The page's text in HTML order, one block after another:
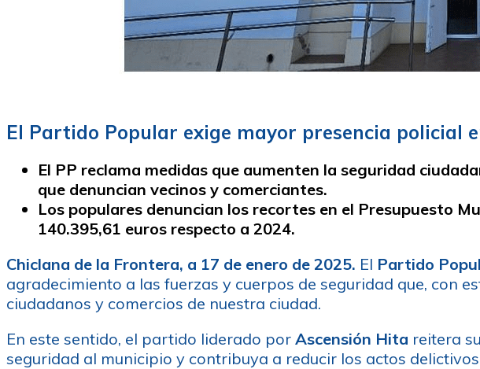
El Partido Popular exige mayor presencia policial
El PP reclama medidas que aumenten la seguridad
que denuncian vecinos y comerciantes.
Los populares denuncian los recortes en el Presupuesto
140.395,61 euros respecto a 2024.
Chiclana de la Frontera, a 17 de enero de 2025. El Partido
agradecimiento a las fuerzas y cuerpos de seguridad que, con
ciudadanos y comercios de nuestra ciudad.
En este sentido, el partido liderado por Ascensión Hita reitera
seguridad al municipio y contribuya a reducir los actos